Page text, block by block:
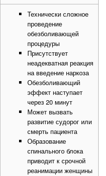
Технически сложное
проведение
обезболивающей
процедуры
Присутствует
неадекватная реакция
на введение наркоза
Обезболивающий
эффект наступает
через 20 минут
Может вызвать
развитие судорог или
смерть пациента
Образование
спинального блока
приводит к срочной
реанимации женщины